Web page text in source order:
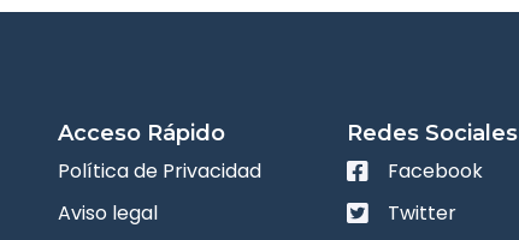
Acceso Rápido
Política de Privacidad
Aviso legal
Redes Sociales
Facebook
Twitter